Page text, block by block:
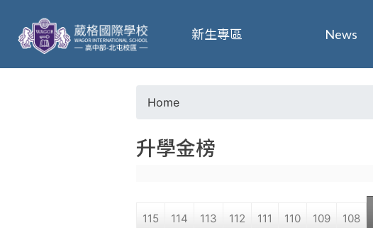
葳
格
o
Home
升學金榜
115 114 113 112 111 110 109 108
新生專區 News